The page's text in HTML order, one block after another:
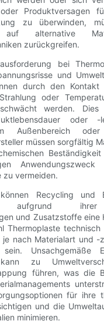
Produktversagen
zu überwinden,
auf alternative
zurückgreifen.
bei
und
durch den Kontakt
oder
werden.
oder -
Außenbereich
müssen sorgfältig
Anwendungszweck
zu vermeiden.
Recycling und
aufgrund
und Zusatzstoffe eine
Thermoplaste
je nach Materialart und -
Unsachgemäße
zu
führen, was die
für ihre
und die
minimieren.